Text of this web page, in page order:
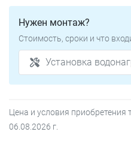
Нужен монтаж?
Стоимость, сроки и что
Установка
Цена и условия приобретения
06.08.2026 г.